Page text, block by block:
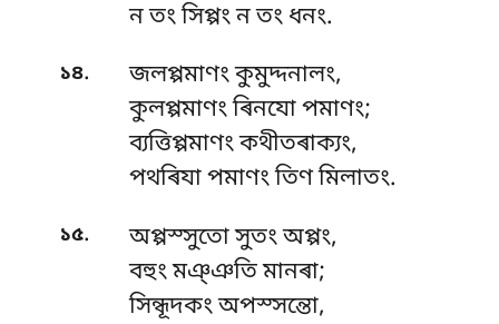
ন তং সিপ্পং ন তং ধনং.
১৪.
জলপ্পমাণং কুমুদ্দনালং,
কুলপ্পমাণং ৰিনযো পমাণং;
ব্যত্তিপ্পমাণং কথীতৰাক্যং,
পথৰিযা পমাণং তিণ মিলাতং.
১৫.
অপ্পস্সুতো সুতং অপ্পং,
বহুং মঞ্ঞতি মানৰা;
সিন্ধূদকং অপস্সন্তো,